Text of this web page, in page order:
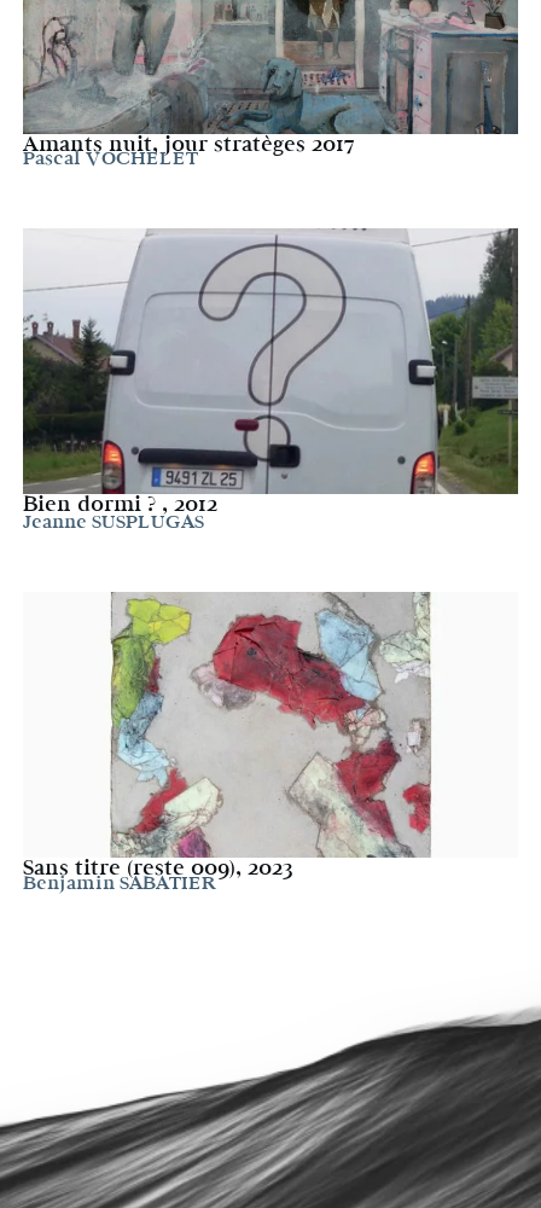
Amants nuit, jour stratèges 2017
Pascal VOCHELET
Bien dormi ? , 2012
Jeanne SUSPLUGAS
Sans titre (reste 009), 2023
Benjamin SABATIER